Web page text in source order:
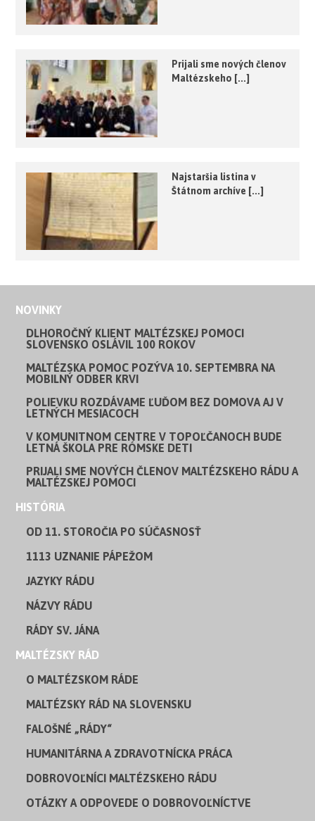
Prijali sme nových členov
Maltézskeho [...]
Najstaršia listina v
Štátnom archíve [...]
NOVINKY
DLHOROČNÝ KLIENT MALTÉZSKEJ POMOCI
SLOVENSKO OSLÁVIL 100 ROKOV
MALTÉZSKA POMOC POZÝVA 10. SEPTEMBRA NA
MOBILNÝ ODBER KRVI
POLIEVKU ROZDÁVAME ĽUĎOM BEZ DOMOVA AJ V
LETNÝCH MESIACOCH
V KOMUNITNOM CENTRE V TOPOĽČANOCH BUDE
LETNÁ ŠKOLA PRE RÓMSKE DETI
PRIJALI SME NOVÝCH ČLENOV MALTÉZSKEHO RÁDU A
MALTÉZSKEJ POMOCI
HISTÓRIA
OD 11. STOROČIA PO SÚČASNOSŤ
1113 UZNANIE PÁPEŽOM
JAZYKY RÁDU
NÁZVY RÁDU
RÁDY SV. JÁNA
MALTÉZSKY RÁD
O MALTÉZSKOM RÁDE
MALTÉZSKY RÁD NA SLOVENSKU
FALOŠNÉ „RÁDY“
HUMANITÁRNA A ZDRAVOTNÍCKA PRÁCA
DOBROVOĽNÍCI MALTÉZSKEHO RÁDU
OTÁZKY A ODPOVEDE O DOBROVOĽNÍCTVE